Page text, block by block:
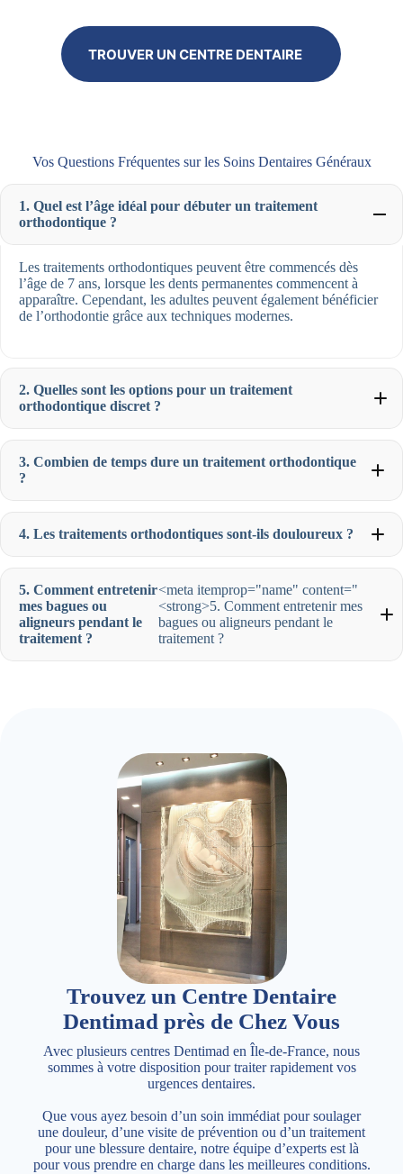
TROUVER UN CENTRE DENTAIRE
Vos Questions Fréquentes sur les Soins Dentaires Généraux
1. Quel est l’âge idéal pour débuter un traitement
orthodontique ?
Les traitements orthodontiques peuvent être commencés dès
l’âge de 7 ans, lorsque les dents permanentes commencent à
apparaître. Cependant, les adultes peuvent également bénéficier
de l’orthodontie grâce aux techniques modernes.
2. Quelles sont les options pour un traitement
orthodontique discret ?
3. Combien de temps dure un traitement orthodontique
?
4. Les traitements orthodontiques sont-ils douloureux ?
5. Comment entretenir
mes bagues ou
aligneurs pendant le
traitement ?
<meta itemprop="name" content="
<strong>5. Comment entretenir mes
bagues ou aligneurs pendant le
traitement ?
Trouvez un Centre Dentaire
Dentimad près de Chez Vous
Avec plusieurs centres Dentimad en Île-de-France, nous
sommes à votre disposition pour traiter rapidement vos
urgences dentaires.
Que vous ayez besoin d’un soin immédiat pour soulager
une douleur, d’une visite de prévention ou d’un traitement
pour une blessure dentaire, notre équipe d’experts est là
pour vous prendre en charge dans les meilleures conditions.